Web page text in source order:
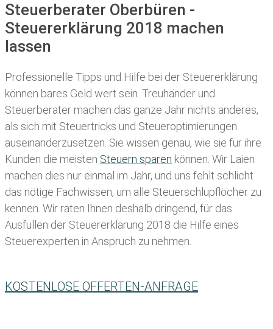
Steuerberater Oberbüren -
Steuererklärung 2018 machen
lassen
Professionelle Tipps und Hilfe bei der Steuererklärung
können bares Geld wert sein. Treuhänder und
Steuerberater machen das ganze Jahr nichts anderes,
als sich mit Steuertricks und Steueroptimierungen
auseinanderzusetzen. Sie wissen genau, wie sie für ihre
Kunden die meisten Steuern sparen können. Wir Laien
machen dies nur einmal im Jahr, und uns fehlt schlicht
das nötige Fachwissen, um alle Steuerschlupflöcher zu
kennen. Wir raten Ihnen deshalb dringend, für das
Ausfüllen der Steuererklärung 2018 die Hilfe eines
Steuerexperten in Anspruch zu nehmen.
KOSTENLOSE OFFERTEN-ANFRAGE